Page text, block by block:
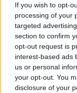
If you wish to opt-
processing of your
targeted
section to confirm
opt-out request is
interest-based ads
us or personal
your opt-out. You
disclosure of your